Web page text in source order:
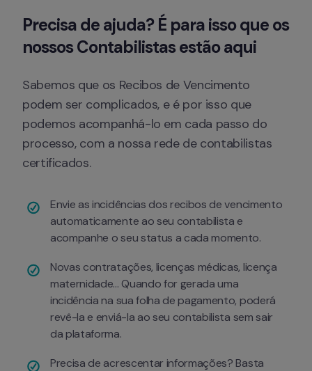
Precisa de ajuda? É para isso que os
nossos Contabilistas estão aqui
Sabemos que os Recibos de Vencimento
podem ser complicados, e é por isso que
podemos acompanhá-lo em cada passo do
processo, com a nossa rede de contabilistas
certificados.
Envie as incidências dos recibos de vencimento
automaticamente ao seu contabilista e
acompanhe o seu status a cada momento.
Novas contratações, licenças médicas, licença
maternidade... Quando for gerada uma
incidência na sua folha de pagamento, poderá
revê-la e enviá-la ao seu contabilista sem sair
da plataforma.
Precisa de acrescentar informações? Basta